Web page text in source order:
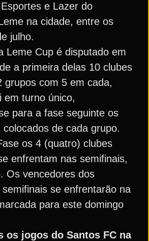
e Lazer do
na cidade, entre os
julho.
Leme Cup é disputado em
a primeira delas 10 clubes
grupos com 5 em cada,
em turno único,
para a fase seguinte os
de cada grupo.
os 4 (quatro) clubes
enfrentam nas semifinais,
Os vencedores dos
se enfrentarão na
para este domingo
os jogos do Santos FC na